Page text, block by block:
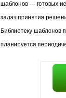
шаблонов --- готовых
задач принятия
Библиотеку шаблонов
планируется